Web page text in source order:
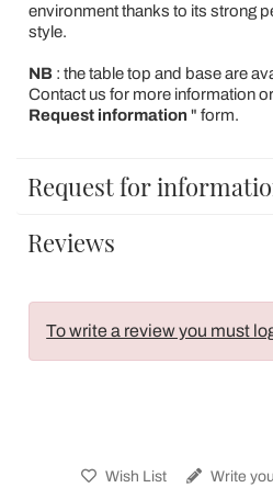
environment thanks to its strong
style.
NB: the table top and base are
Contact us for more information
Request information " form.
Request for
Reviews
To write a review you must
Wish List Write